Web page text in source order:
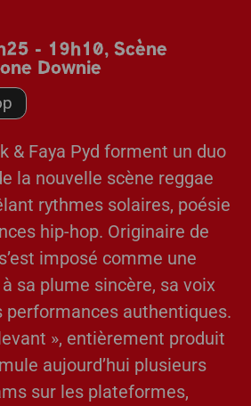
- 19h10,Scène
Downie
& Faya Pyd forment un duo
la nouvelle scène reggae
rythmes solaires, poésie
hip-hop. Originaire de
imposé comme une
sa plume sincère, sa voix
performances authentiques.
», entièrement produit
aujourd’hui plusieurs
sur les plateformes,